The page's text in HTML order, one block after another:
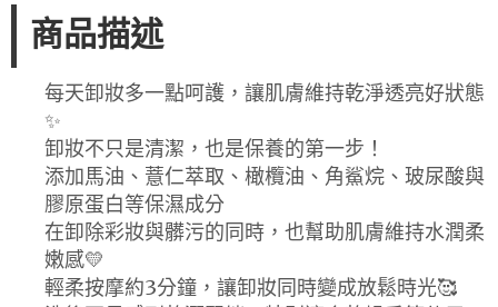
商品描述
每天卸妝多一點呵護，讓肌膚維持乾淨透亮好狀態
✨
卸妝不只是清潔，也是保養的第一步！
添加馬油、薏仁萃取、橄欖油、角鯊烷、玻尿酸與
膠原蛋白等保濕成分
在卸除彩妝與髒污的同時，也幫助肌膚維持水潤柔
嫩感💛
輕柔按摩約3分鐘，讓卸妝同時變成放鬆時光🥰